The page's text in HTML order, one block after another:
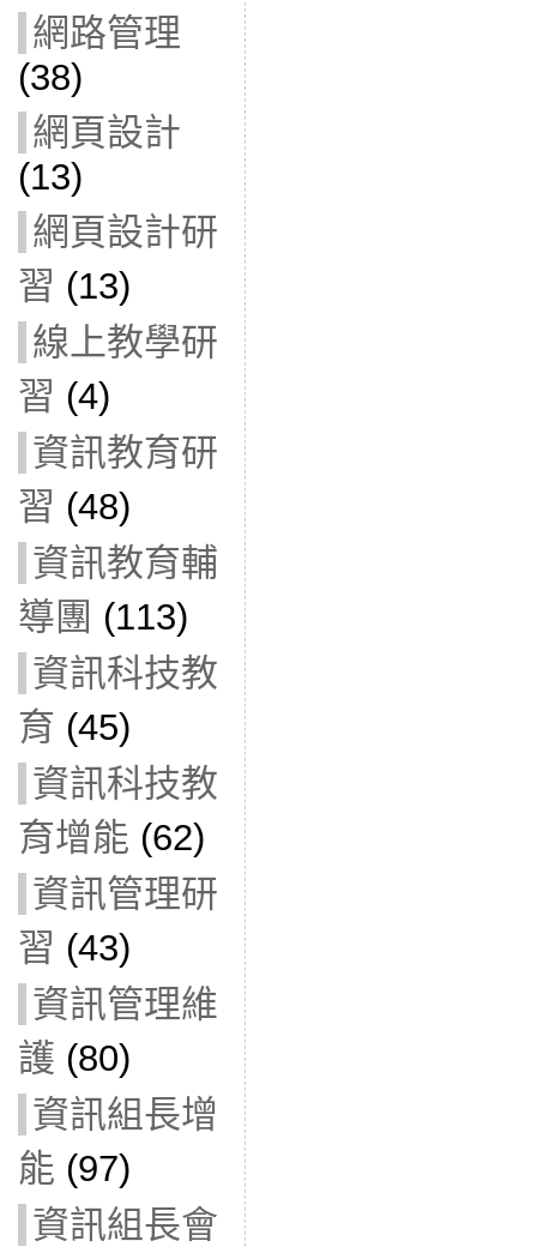
網路管理
(38)
網頁設計
(13)
網頁設計研
習 (13)
線上教學研
習 (4)
資訊教育研
習 (48)
資訊教育輔
導團 (113)
資訊科技教
育 (45)
資訊科技教
育增能 (62)
資訊管理研
習 (43)
資訊管理維
護 (80)
資訊組長增
能 (97)
資訊組長會